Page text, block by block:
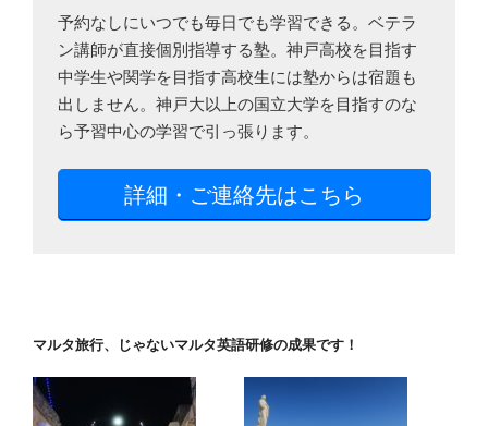
予約なしにいつでも毎日でも学習できる。ベテラ
ン講師が直接個別指導する塾。神戸高校を目指す
中学生や関学を目指す高校生には塾からは宿題も
出しません。神戸大以上の国立大学を目指すのな
ら予習中心の学習で引っ張ります。
詳細・ご連絡先はこちら
マルタ旅行、じゃないマルタ英語研修の成果です！